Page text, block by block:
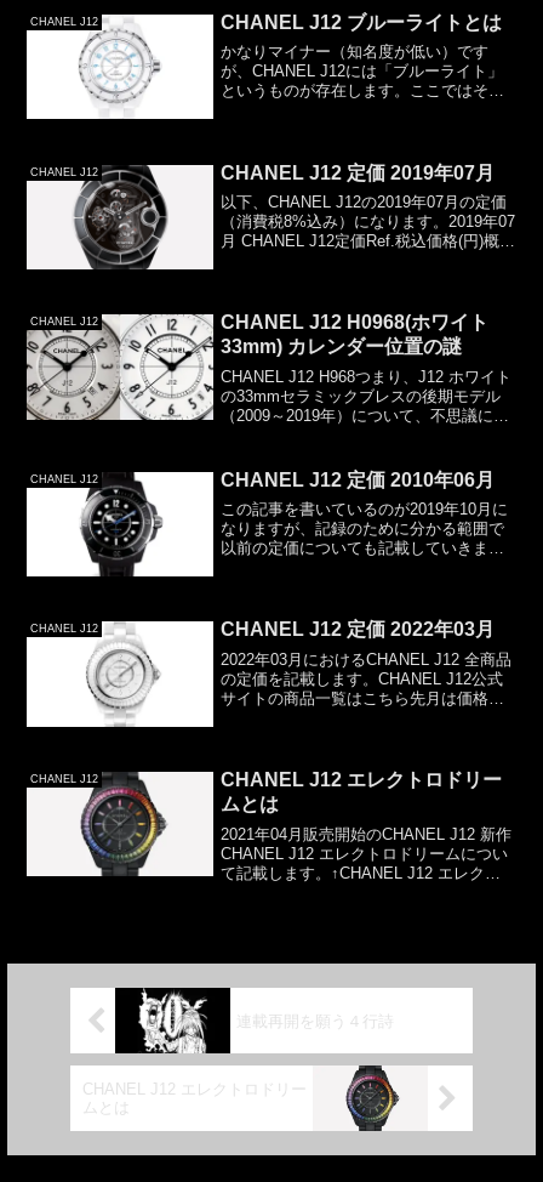
CHANEL J12 CHANEL J12 ブルーライトとは
かなりマイナー（知名度が低い）です
が、CHANEL J12には「ブルーライト」
というものが存在します。ここではその
てい...
CHANEL J12 CHANEL J12 定価 2019年07月
以下、CHANEL J12の2019年07月の定価
（消費税8%込み）になります。2019年07
月 CHANEL J12定価Ref.税込価格(円)概要
CHANEL J12
CHANEL J12 H0968(ホワイト
33mm) カレンダー位置の謎
CHANEL J12 H968つまり、J12 ホワイト
の33mmセラミックブレスの後期モデル
（2009～2019年）について、不思議に思
像（2019年10月現在...
CHANEL J12 CHANEL J12 定価 2010年06月
この記事を書いているのが2019年10月に
なりますが、記録のために分かる範囲で
以前の定価についても記載していきま
2010年06月 CHA...
CHANEL J12 CHANEL J12 定価 2022年03月
2022年03月におけるCHANEL J12 全商品
の定価を記載します。CHANEL J12公式
サイトの商品一覧はこちら先月は価格改
CHANEL J12
CHANEL J12 エレクトロドリー
ムとは
2021年04月販売開始のCHANEL J12 新作
CHANEL J12 エレクトロドリームについ
て記載します。↑CHANEL J12 エレクト
連載再開を願う４行詩
CHANEL J12 エレクトロドリー
ムとは